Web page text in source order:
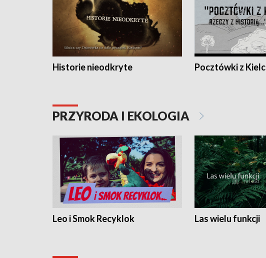
Historie nieodkryte Pocztówki z Kielc
PRZYRODA I EKOLOGIA
Leo i Smok Recyklok Las wielu funkcji